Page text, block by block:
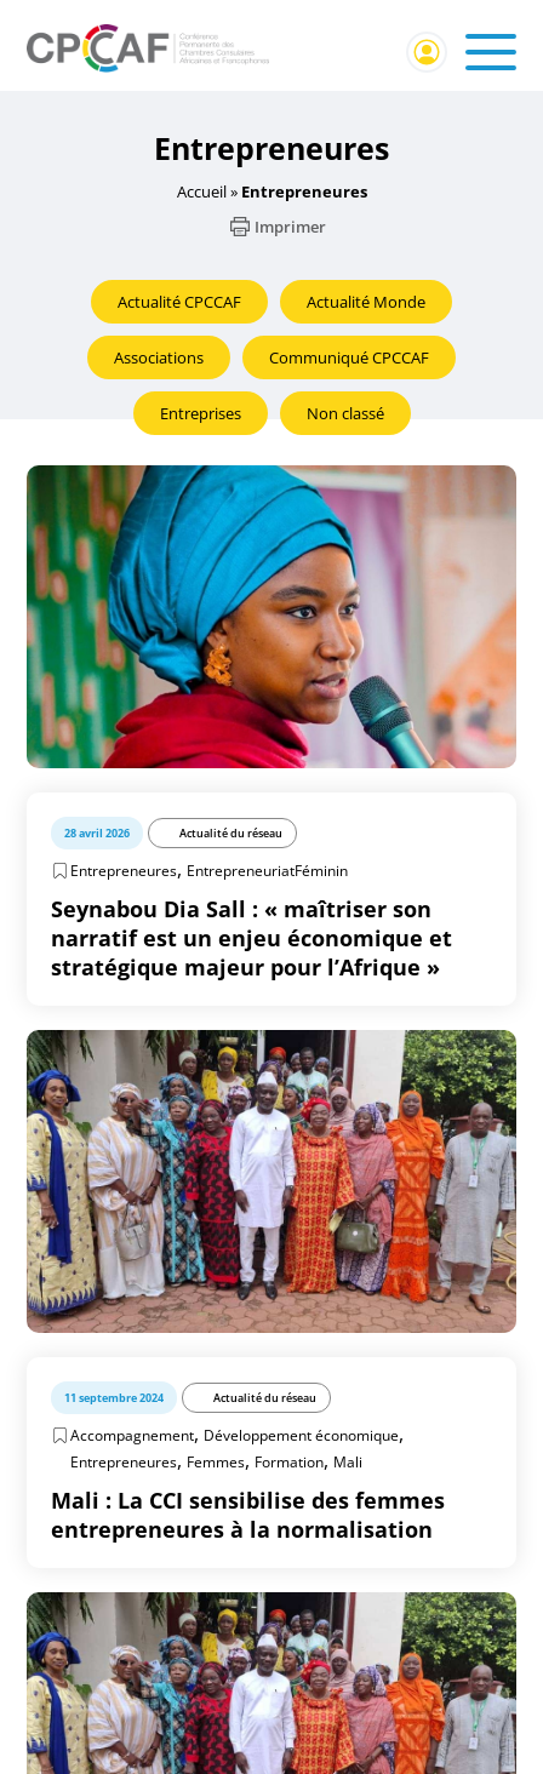
Entrepreneures
Accueil» Entrepreneures
Imprimer
Actualité CPCCAF Actualité Monde
Associations Communiqué CPCCAF
Entreprises Non classé
28 avril 2026 Actualité du réseau
Entrepreneures, EntrepreneuriatFéminin
Seynabou Dia Sall : « maîtriser son
narratif est un enjeu économique et
stratégique majeur pour l’Afrique »
11 septembre 2024 Actualité du réseau
Accompagnement, Développement économique,
Entrepreneures, Femmes, Formation, Mali
Mali : La CCI sensibilise des femmes
entrepreneures à la normalisation